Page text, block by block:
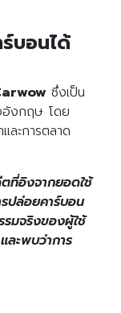
บอนได้
ซึ่งเป็น
อังกฤษ โดย
ละการตลาด
ตที่อิงจากยอดใช้
ปล่อยคาร์บอน
มจริงของผู้ใช้
ละพบว่าการ